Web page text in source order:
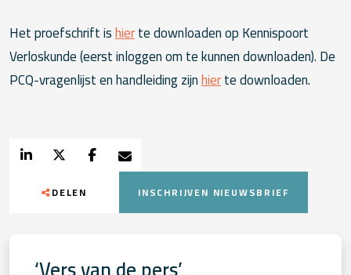
Het proefschrift ishierte downloaden op Kennispoort
Verloskunde (eerst inloggen om te kunnen downloaden). De
PCQ-vragenlijst en handleiding zijnhierte downloaden.
DELEN INSCHRIJVEN NIEUWSBRIEF